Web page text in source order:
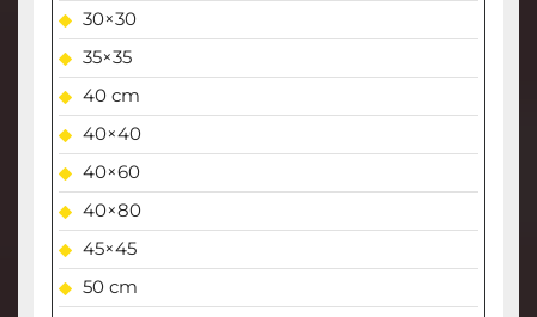
30×30
35×35
40 cm
40×40
40×60
40×80
45×45
50 cm